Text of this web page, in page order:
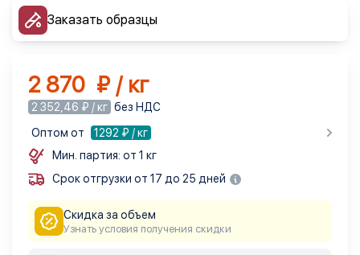
Заказать образцы
2 870 ₽ / кг
2 352,46 ₽ / кг без НДС
Оптом от
1292 ₽ / кг
Мин. партия: от 1 кг
Срок отгрузки от 17 до 25 дней
Скидка за объем
Узнать условия получения скидки